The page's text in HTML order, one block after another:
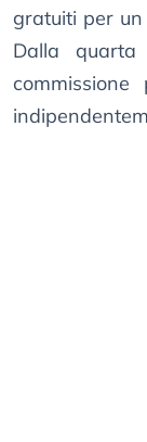
gratuiti per
Dalla